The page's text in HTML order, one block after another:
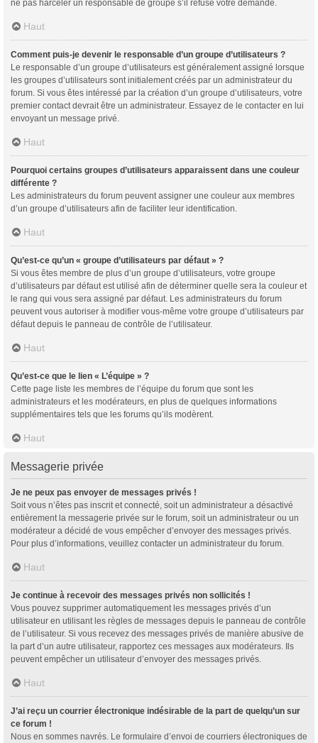
ne pas harceler un responsable de groupe s’il refuse votre demande.
Haut
Comment puis-je devenir le responsable d’un groupe d’utilisateurs ?
Le responsable d’un groupe d’utilisateurs est généralement assigné lorsque
les groupes d’utilisateurs sont initialement créés par un administrateur du
forum. Si vous êtes intéressé par la création d’un groupe d’utilisateurs, votre
premier contact devrait être un administrateur. Essayez de le contacter en lui
envoyant un message privé.
Haut
Pourquoi certains groupes d’utilisateurs apparaissent dans une couleur
différente ?
Les administrateurs du forum peuvent assigner une couleur aux membres
d’un groupe d’utilisateurs afin de faciliter leur identification.
Haut
Qu’est-ce qu’un « groupe d’utilisateurs par défaut » ?
Si vous êtes membre de plus d’un groupe d’utilisateurs, votre groupe
d’utilisateurs par défaut est utilisé afin de déterminer quelle sera la couleur et
le rang qui vous sera assigné par défaut. Les administrateurs du forum
peuvent vous autoriser à modifier vous-même votre groupe d’utilisateurs par
défaut depuis le panneau de contrôle de l’utilisateur.
Haut
Qu’est-ce que le lien « L’équipe » ?
Cette page liste les membres de l’équipe du forum que sont les
administrateurs et les modérateurs, en plus de quelques informations
supplémentaires tels que les forums qu’ils modèrent.
Haut
Messagerie privée
Je ne peux pas envoyer de messages privés !
Soit vous n’êtes pas inscrit et connecté, soit un administrateur a désactivé
entièrement la messagerie privée sur le forum, soit un administrateur ou un
modérateur a décidé de vous empêcher d’envoyer des messages privés.
Pour plus d’informations, veuillez contacter un administrateur du forum.
Haut
Je continue à recevoir des messages privés non sollicités !
Vous pouvez supprimer automatiquement les messages privés d’un
utilisateur en utilisant les règles de messages depuis le panneau de contrôle
de l’utilisateur. Si vous recevez des messages privés de manière abusive de
la part d’un autre utilisateur, rapportez ces messages aux modérateurs. Ils
peuvent empêcher un utilisateur d’envoyer des messages privés.
Haut
J’ai reçu un courrier électronique indésirable de la part de quelqu’un sur
ce forum !
Nous en sommes navrés. Le formulaire d’envoi de courriers électroniques de